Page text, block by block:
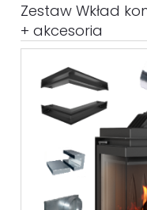
Zestaw Wkład
+ akcesoria